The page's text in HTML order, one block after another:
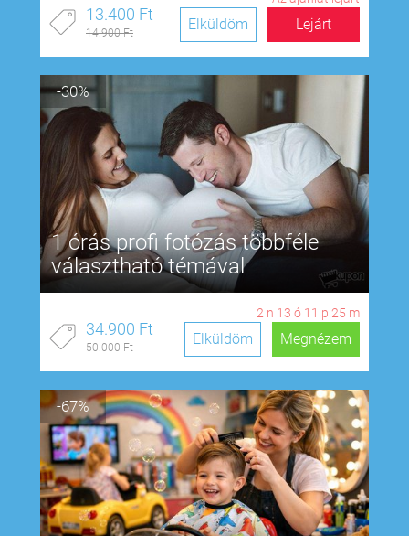
13.400 Ft
14.900 Ft Lejárt
Elküldöm
-30%
1 órás profi fotózás többféle
választható témával
2 n 13 ó 11 p 24 m
34.900 Ft
50.000 Ft Megnézem
Elküldöm
-67%